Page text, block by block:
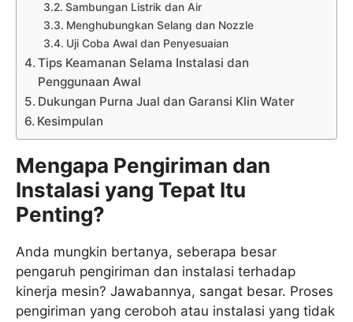
Sambungan Listrik dan Air
Menghubungkan Selang dan Nozzle
Uji Coba Awal dan Penyesuaian
Tips Keamanan Selama Instalasi dan
Penggunaan Awal
Dukungan Purna Jual dan Garansi Klin Water
Kesimpulan
Mengapa Pengiriman dan
Instalasi yang Tepat Itu
Penting?
Anda mungkin bertanya, seberapa besar
pengaruh pengiriman dan instalasi terhadap
kinerja mesin? Jawabannya, sangat besar. Proses
pengiriman yang ceroboh atau instalasi yang tidak